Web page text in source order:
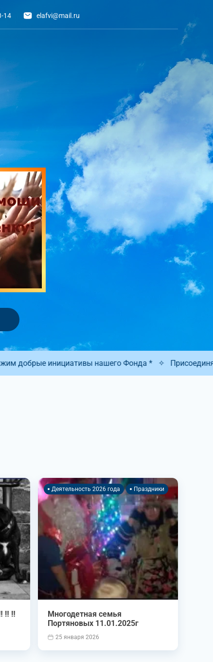
14 elafvi@mail.ru
Фонда * ✧ Присоединяйтесь к нам! Мы очень
‼️ ‼️
Деятельность 2026 года Праздники
Многодетная семья
Портяновых 11.01.2025г
25 января 2026